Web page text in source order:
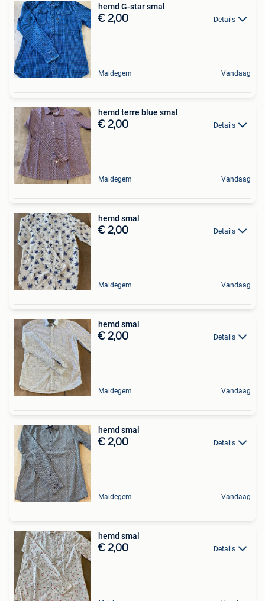
hemd G-star smal
€ 2,00 Details
Maldegem Vandaag
hemd terre blue smal
€ 2,00 Details
Maldegem Vandaag
hemd smal
€ 2,00 Details
Maldegem Vandaag
hemd smal
€ 2,00 Details
Maldegem Vandaag
hemd smal
€ 2,00 Details
Maldegem Vandaag
hemd smal
€ 2,00 Details